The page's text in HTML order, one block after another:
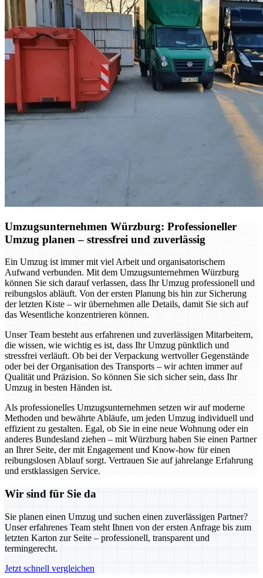
Umzugsunternehmen Würzburg: Professioneller
Umzug planen – stressfrei und zuverlässig
Ein Umzug ist immer mit viel Arbeit und organisatorischem
Aufwand verbunden. Mit dem Umzugsunternehmen Würzburg
können Sie sich darauf verlassen, dass Ihr Umzug professionell und
reibungslos abläuft. Von der ersten Planung bis hin zur Sicherung
der letzten Kiste – wir übernehmen alle Details, damit Sie sich auf
das Wesentliche konzentrieren können.
Unser Team besteht aus erfahrenen und zuverlässigen Mitarbeitern,
die wissen, wie wichtig es ist, dass Ihr Umzug pünktlich und
stressfrei verläuft. Ob bei der Verpackung wertvoller Gegenstände
oder bei der Organisation des Transports – wir achten immer auf
Qualität und Präzision. So können Sie sich sicher sein, dass Ihr
Umzug in besten Händen ist.
Als professionelles Umzugsunternehmen setzen wir auf moderne
Methoden und bewährte Abläufe, um jeden Umzug individuell und
effizient zu gestalten. Egal, ob Sie in eine neue Wohnung oder ein
anderes Bundesland ziehen – mit Würzburg haben Sie einen Partner
an Ihrer Seite, der mit Engagement und Know-how für einen
reibungslosen Ablauf sorgt. Vertrauen Sie auf jahrelange Erfahrung
und erstklassigen Service.
Wir sind für Sie da
Sie planen einen Umzug und suchen einen zuverlässigen Partner?
Unser erfahrenes Team steht Ihnen von der ersten Anfrage bis zum
letzten Karton zur Seite – professionell, transparent und
termingerecht.
Jetzt schnell vergleichen